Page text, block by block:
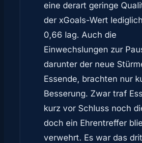
eine derart geringe
der xGoals-Wert
0,66 lag. Auch die
Einwechslungen zur
darunter der neue
Essende, brachten nur
Besserung. Zwar traf
kurz vor Schluss noch
doch ein Ehrentreffer
verwehrt. Es war das